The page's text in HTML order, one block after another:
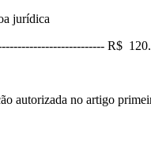
jurídica
R$
no artigo primeiro